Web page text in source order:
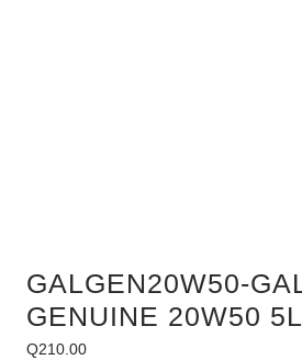
GALGEN20W50-
GENUINE 20W50
Q210.00